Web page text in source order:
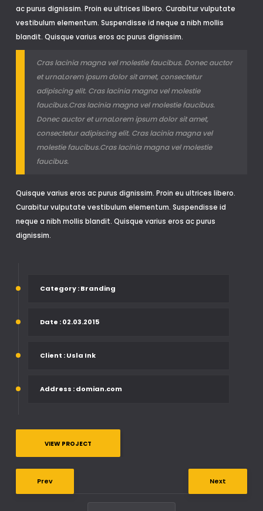
ac purus dignissim. Proin eu ultrices libero. Curabitur vulputate
vestibulum elementum. Suspendisse id neque a nibh mollis
blandit. Quisque varius eros ac purus dignissim.
Cras lacinia magna vel molestie faucibus. Donec auctor
et urnaLorem ipsum dolor sit amet, consectetur
adipiscing elit. Cras lacinia magna vel molestie
faucibus.Cras lacinia magna vel molestie faucibus.
Donec auctor et urnaLorem ipsum dolor sit amet,
consectetur adipiscing elit. Cras lacinia magna vel
molestie faucibus.Cras lacinia magna vel molestie
faucibus.
Quisque varius eros ac purus dignissim. Proin eu ultrices libero.
Curabitur vulputate vestibulum elementum. Suspendisse id
neque a nibh mollis blandit. Quisque varius eros ac purus
dignissim.
Category: Branding
Date : 02.03.2015
Client : Usla Ink
Address : domian.com
VIEW PROJECT
Prev Next